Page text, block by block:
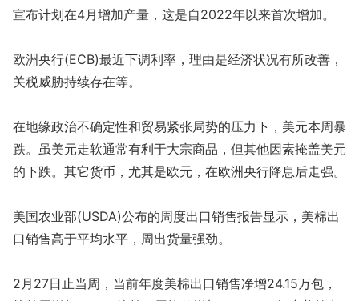
宣布计划在4月增加产量，这是自2022年以来首次增加。
欧洲央行(ECB)最近下调利率，理由是经济状况有所改善，
关税威胁持续存在等。
在地缘政治不确定性和贸易紧张局势的压力下，美元本周暴
跌。虽美元走软通常有利于大宗商品，但其他因素掩盖美元
的下跌。其它货币，尤其是欧元，在欧洲央行降息后走强。
美国农业部(USDA)公布的周度出口销售报告显示，美棉出
口销售高于平均水平，周出货量强劲。
2月27日止当周，当前年度美棉出口销售净增24.15万包，